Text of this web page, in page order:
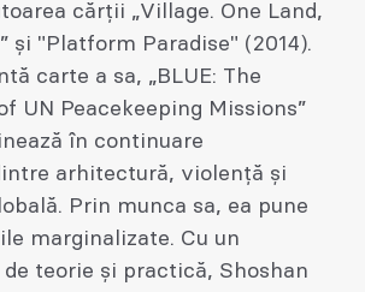
cărții „Village. One Land,
și "Platform Paradise" (2014).
carte a sa, „BLUE: The
UN Peacekeeping Missions”
în continuare
arhitectură, violență și
Prin munca sa, ea pune
marginalizate. Cu un
teorie și practică, Shoshan